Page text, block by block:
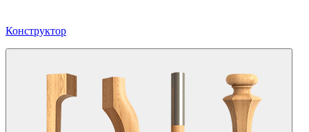
Конструктор